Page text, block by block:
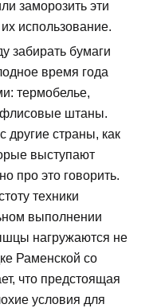
заморозить эти
использование.
забирать бумаги
время года
термобелье,
флисовые штаны.
страны, как
выступают
про это говорить.
техники
выполнении
нагружаются не
Раменской со
что предстоящая
условия для